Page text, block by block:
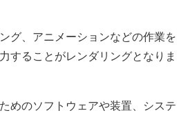
グ、アニメーションなどの作業を
することがレンダリングとなりま
めのソフトウェアや装置、システ